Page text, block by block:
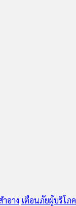
ำอาง เตือนภัยผู้บริโภค